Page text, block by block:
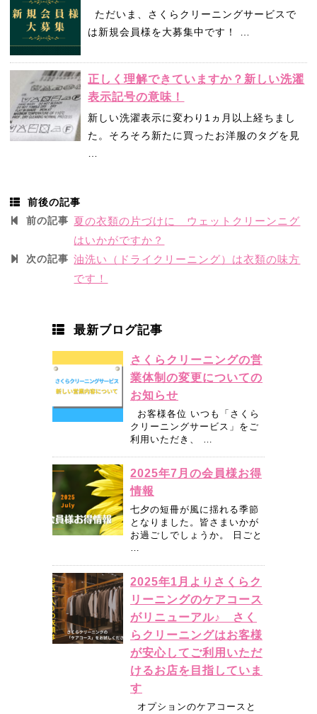
ただいま、さくらクリーニングサービスで
は新規会員様を大募集中です！ …
正しく理解できていますか？新しい洗濯
表示記号の意味！
新しい洗濯表示に変わり1ヵ月以上経ちまし
た。そろそろ新たに買ったお洋服のタグを見
前後の記事
前の記事 夏の衣類の片づけに ウェットクリーンニグ
はいかがですか？
次の記事 油洗い（ドライクリーニング）は衣類の味方
です！
最新ブログ記事
さくらクリーニングの営
業体制の変更についての
お知らせ
お客様各位 いつも「さくら
クリーニングサービス」をご
利用いただき、 …
2025年7月の会員様お得
情報
七夕の短冊が風に揺れる季節
となりました。皆さまいかが
お過ごしでしょうか。 日ごと
…
2025年1月よりさくらク
リーニングのケアコース
がリニューアル♪ さく
らクリーニングはお客様
が安心してご利用いただ
けるお店を目指していま
す
オプションのケアコースと